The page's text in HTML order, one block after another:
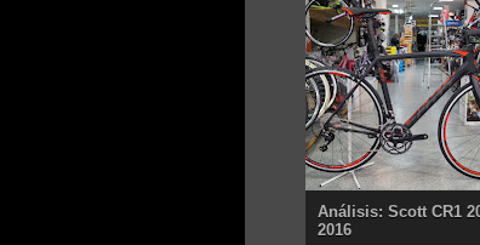
Análisis: Scott CR1
2016